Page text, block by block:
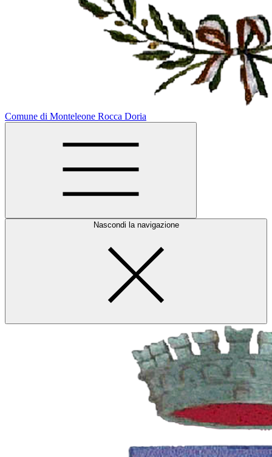
Comune di Monteleone Rocca Doria
Nascondi la navigazione